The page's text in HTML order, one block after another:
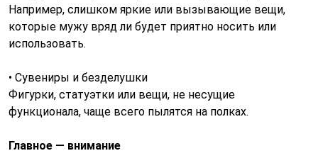
Например, слишком яркие или вызывающие вещи,
которые мужу вряд ли будет приятно носить или
использовать.
• Сувениры и безделушки
Фигурки, статуэтки или вещи, не несущие
функционала, чаще всего пылятся на полках.
Главное — внимание